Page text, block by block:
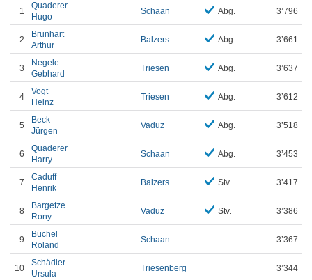
1
Quaderer
Hugo
Schaan Abg. 3’796
2
Brunhart
Arthur
Balzers Abg. 3’661
3
Negele
Gebhard
Triesen Abg. 3’637
4
Vogt
Heinz
Triesen Abg. 3’612
5
Beck
Jürgen
Vaduz Abg. 3’518
6
Quaderer
Harry
Schaan Abg. 3’453
7
Caduff
Henrik
Balzers Stv. 3’417
8
Bargetze
Rony
Vaduz Stv. 3’386
9
Büchel
Roland
Schaan 3’367
10
Schädler
Ursula
Triesenberg 3’344